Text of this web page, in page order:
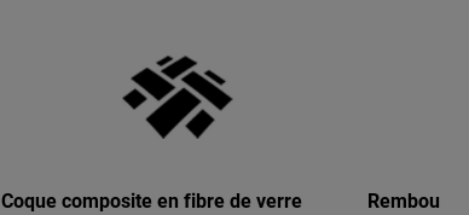
Coque composite en fibre de verre